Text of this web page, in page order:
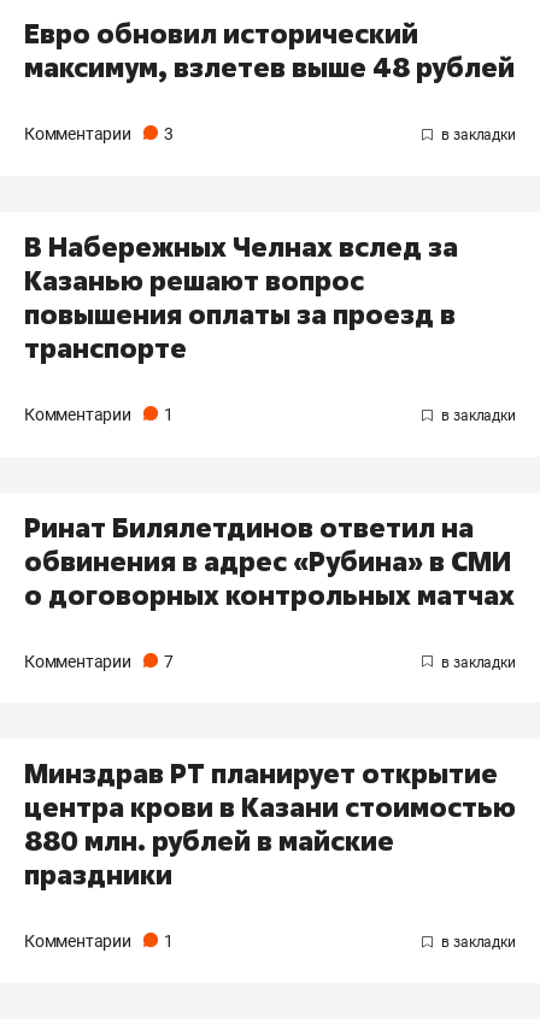
Евро обновил исторический
максимум, взлетев выше 48 рублей
Комментарии 3
В Набережных Челнах вслед за
Казанью решают вопрос
повышения оплаты за проезд в
транспорте
Комментарии 1
Ринат Билялетдинов ответил на
обвинения в адрес «Рубина» в СМИ
о договорных контрольных матчах
Комментарии 7
Минздрав РТ планирует открытие
центра крови в Казани стоимостью
880 млн. рублей в майские
праздники
Комментарии 1